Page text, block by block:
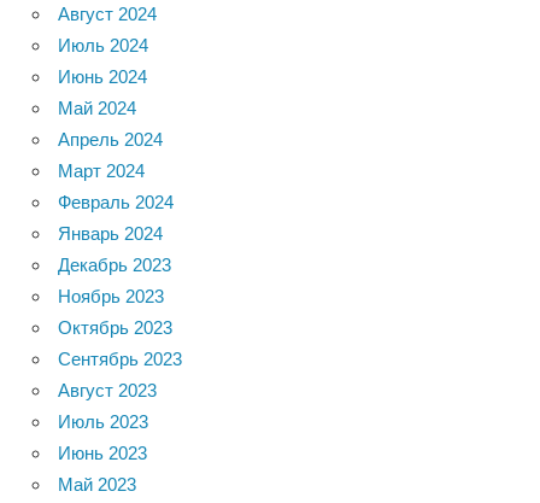
Август 2024
Июль 2024
Июнь 2024
Май 2024
Апрель 2024
Март 2024
Февраль 2024
Январь 2024
Декабрь 2023
Ноябрь 2023
Октябрь 2023
Сентябрь 2023
Август 2023
Июль 2023
Июнь 2023
Май 2023